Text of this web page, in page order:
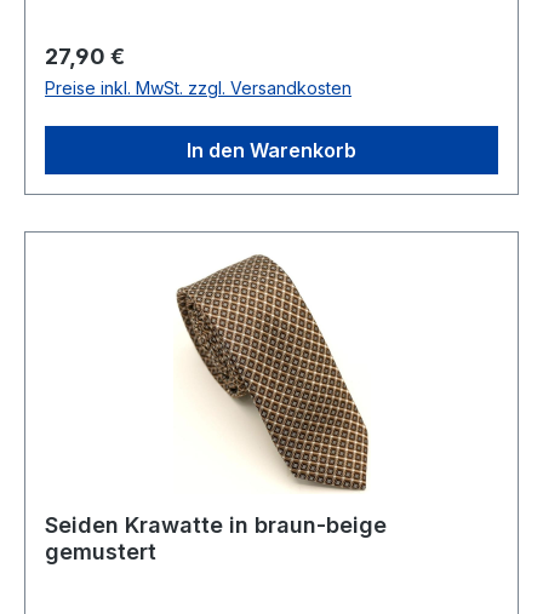
446754Farbe: 12
Regulärer Preis:
27,90 €
Preise inkl. MwSt. zzgl. Versandkosten
In den Warenkorb
Seiden Krawatte in braun-beige
gemustert